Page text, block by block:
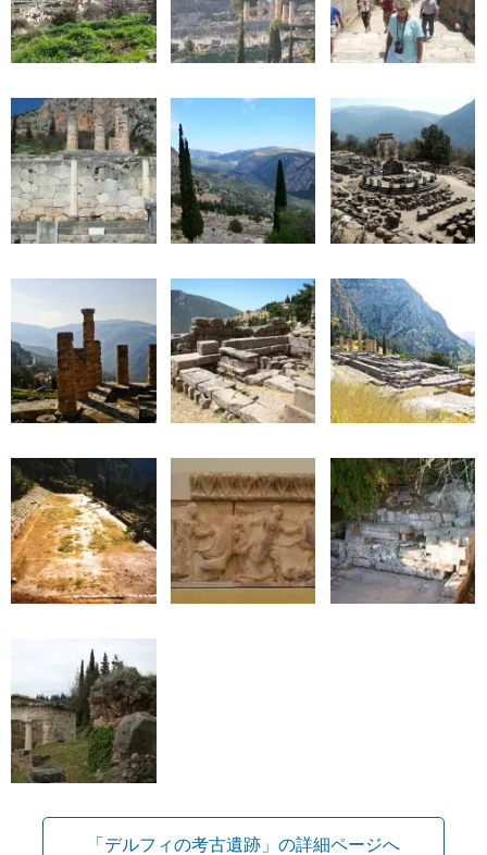
「デルフィの考古遺跡」の詳細ページへ